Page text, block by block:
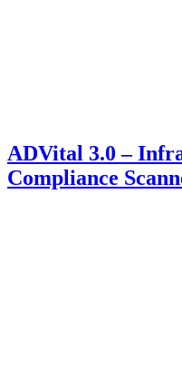
ADVital 3.0 –
Compliance